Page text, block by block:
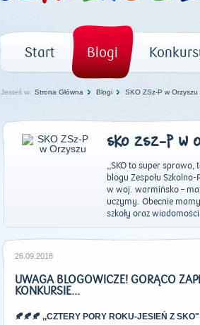
Start Blogi
Jesteś w: Strona Główna Blogi SKO ZSz-P w Orzyszu
SKO ZSZ-P W
,,SKO to super sprawa,
blogu Zespołu
w woj. warmińsko –
uczymy. Obecnie
szkoły oraz wiadomości
26.09.2018
UWAGA BLOGOWICZE! GORĄCO
KONKURSIE...
🍂🍂🍂 ,,CZTERY PORY ROKU-JESIEŃ Z